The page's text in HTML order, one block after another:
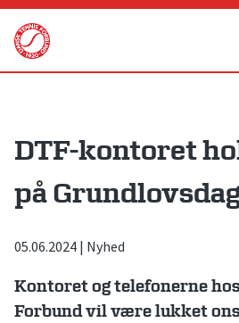
Skip
content
DTF-kontoret
på
05.06.2024 | Nyhed
Kontoret og telefonerne
Forbund vil være lukket